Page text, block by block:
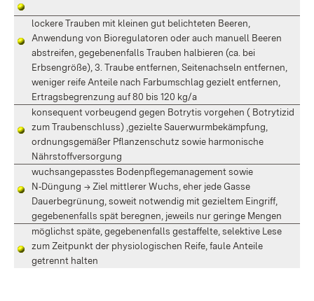
lockere Trauben mit kleinen gut belichteten Beeren,
Anwendung von Bioregulatoren oder auch manuell Beeren
abstreifen, gegebenenfalls Trauben halbieren (ca. bei
Erbsengröße), 3. Traube entfernen, Seitenachseln entfernen,
weniger reife Anteile nach Farbumschlag gezielt entfernen,
Ertragsbegrenzung auf 80 bis 120 kg/a
konsequent vorbeugend gegen Botrytis vorgehen ( Botrytizid
zum Traubenschluss) ,gezielte Sauerwurmbekämpfung,
ordnungsgemäßer Pflanzenschutz sowie harmonische
Nährstoffversorgung
wuchsangepasstes Bodenpflegemanagement sowie
N‑Düngung →Ziel mittlerer Wuchs, eher jede Gasse
Dauerbegrünung, soweit notwendig mit gezieltem Eingriff,
gegebenenfalls spät beregnen, jeweils nur geringe Mengen
möglichst späte, gegebenenfalls gestaffelte, selektive Lese
zum Zeitpunkt der physiologischen Reife, faule Anteile
getrennt halten